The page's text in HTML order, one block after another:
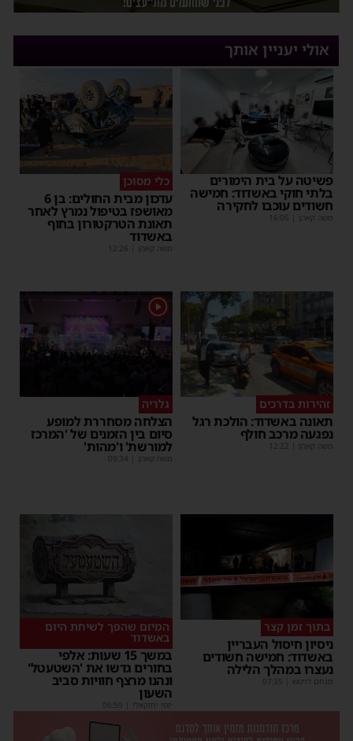
אולי יעניין אותך
פשיטה על בית הימורים
בלתי חוקי באשדוד: חמישה
חשודים עוכבו לחקירה
משה קאהן 16:06
כלי מסוכן
עדכון מבית החולים: בן 6
מאושפז בטיפול נמרץ לאחר
תאונת הטרקטורון בחוף
באשדוד
משה קאהן 12:26
זהירות בדרכים
תאונה באשדוד: הולכת רגל
נפגעה מרכב חולף
משה קאהן 12:22
1
גלריה
הצלחה מסחררת למופע
סיום בין הזמנים של 'המרכז
למורשת' ו'מהות'
משה קאהן 09:34
בתוך זמן קצר
ניסיון חיסול העבריין
באשדוד: חמישה חשודים
נעצרו במהלך הלילה
מנחם דויטש 07:35
המיזם שהפך לשיחת היום
באשדוד
במשך 15 שעות: אלפי
בחורים גדשו את 'השטעטל'
ונהנו מרצף חוויות סביב
השעון
יוסי יחזקאלי 06:59